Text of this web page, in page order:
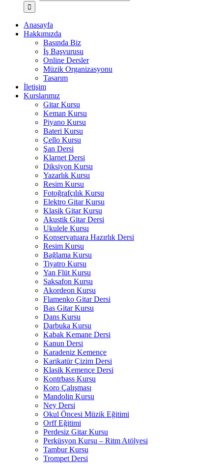
Anasayfa
Hakkımızda
Basında Biz
İş Başvurusu
Online Dersler
Müzik Organizasyonu
Tasarım
İletişim
Kurslarımız
Gitar Kursu
Keman Kursu
Piyano Kursu
Bateri Kursu
Çello Kursu
Şan Dersi
Klarnet Dersi
Diksiyon Kursu
Yazarlık Kursu
Resim Kursu
Fotoğrafçılık Kursu
Elektro Gitar Kursu
Klasik Gitar Kursu
Akustik Gitar Dersi
Ukulele Kursu
Konservatuara Hazırlık Dersi
Resim Kursu
Bağlama Kursu
Tiyatro Kursu
Yan Flüt Kursu
Saksafon Kursu
Akordeon Kursu
Flamenko Gitar Dersi
Bas Gitar Kursu
Dans Kursu
Darbuka Kursu
Kabak Kemane Dersi
Kanun Dersi
Karadeniz Kemençe
Karikatür Çizim Dersi
Klasik Kemençe Dersi
Kontrbass Kursu
Koro Çalışması
Mandolin Kursu
Ney Dersi
Okul Öncesi Müzik Eğitimi
Orff Eğitimi
Perdesiz Gitar Kursu
Perküsyon Kursu – Ritm Atölyesi
Tambur Kursu
Trompet Dersi